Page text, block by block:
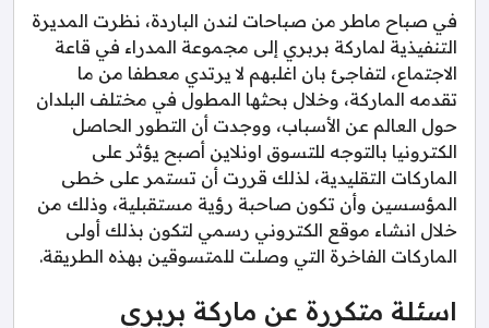
في صباح ماطر من صباحات لندن الباردة، نظرت المديرة
التنفيذية لماركة بربري إلى مجموعة المدراء في قاعة
الاجتماع، لتفاجئ بان اغلبهم لا يرتدي معطفا من ما
تقدمه الماركة، وخلال بحثها المطول في مختلف البلدان
حول العالم عن الأسباب، ووجدت أن التطور الحاصل
الكترونيا بالتوجه للتسوق اونلاين أصبح يؤثر على
الماركات التقليدية، لذلك قررت أن تستمر على خطى
المؤسسين وأن تكون صاحبة رؤية مستقبلية، وذلك من
خلال انشاء موقع الكتروني رسمي لتكون بذلك أولى
الماركات الفاخرة التي وصلت للمتسوقين بهذه الطريقة.
اسئلة متكررة عن ماركة بربري